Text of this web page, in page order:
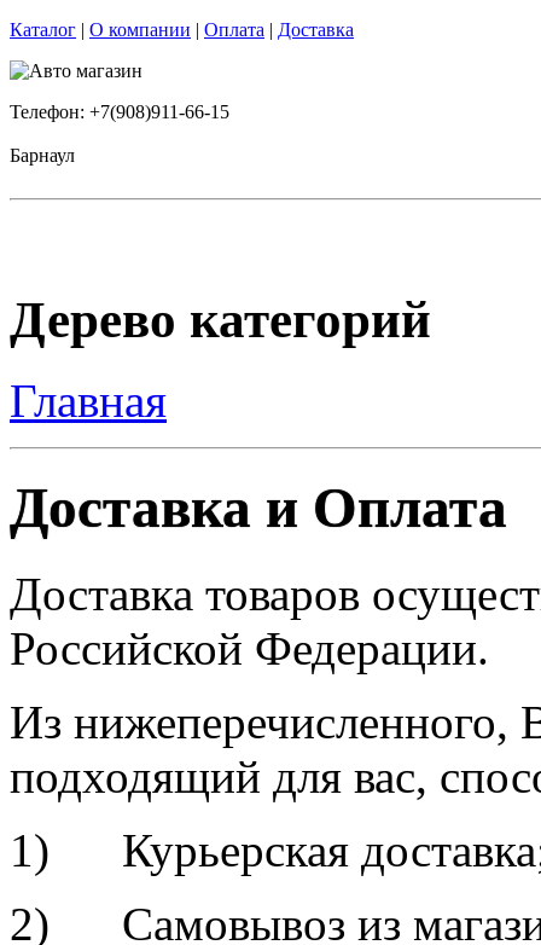
Каталог | О компании | Оплата | Доставка
Телефон: +7(908)911-66-15
Барнаул
Дерево категорий
Главная
Доставка и Оплата
Доставка товаров
Российской Федерации.
Из
подходящий для вас,
1) Курьерская
2) Самовывоз из